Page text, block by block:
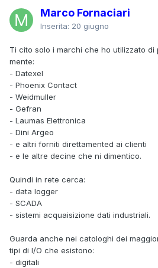
Marco Fornaciari
Inserita: 20 giugno
Ti cito solo i marchi che ho utilizzato di
mente:
- Datexel
- Phoenix Contact
- Weidmuller
- Gefran
- Laumas Elettronica
- Dini Argeo
- e altri forniti direttamented ai clienti
- e le altre decine che ni dimentico.
Quindi in rete cerca:
- data logger
- SCADA
- sistemi acquaisizione dati industriali.
Guarda anche nei catologhi dei
tipi di I/O che esistono:
- digitali